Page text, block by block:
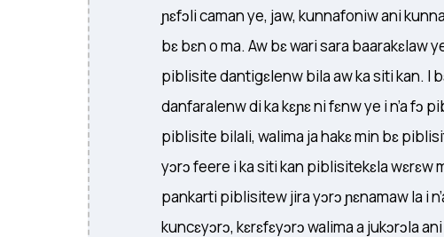
ɲɛfɔli caman ye, jaw, kunnafoniw ani
bɛ bɛn o ma. Aw bɛ wari sara baarakɛlaw
piblisite dantigɛlenw bila aw ka siti kan. I
danfaralenw di ka kɛɲɛ ni fɛnw ye i n’a fɔ
piblisite bilali, walima ja hakɛ min bɛ
yɔrɔ feere i ka siti kan piblisitekɛla wɛrɛw
pankarti piblisitew jira yɔrɔ ɲɛnamaw la i
kuncɛyɔrɔ, kɛrɛfɛyɔrɔ walima a jukɔrɔla